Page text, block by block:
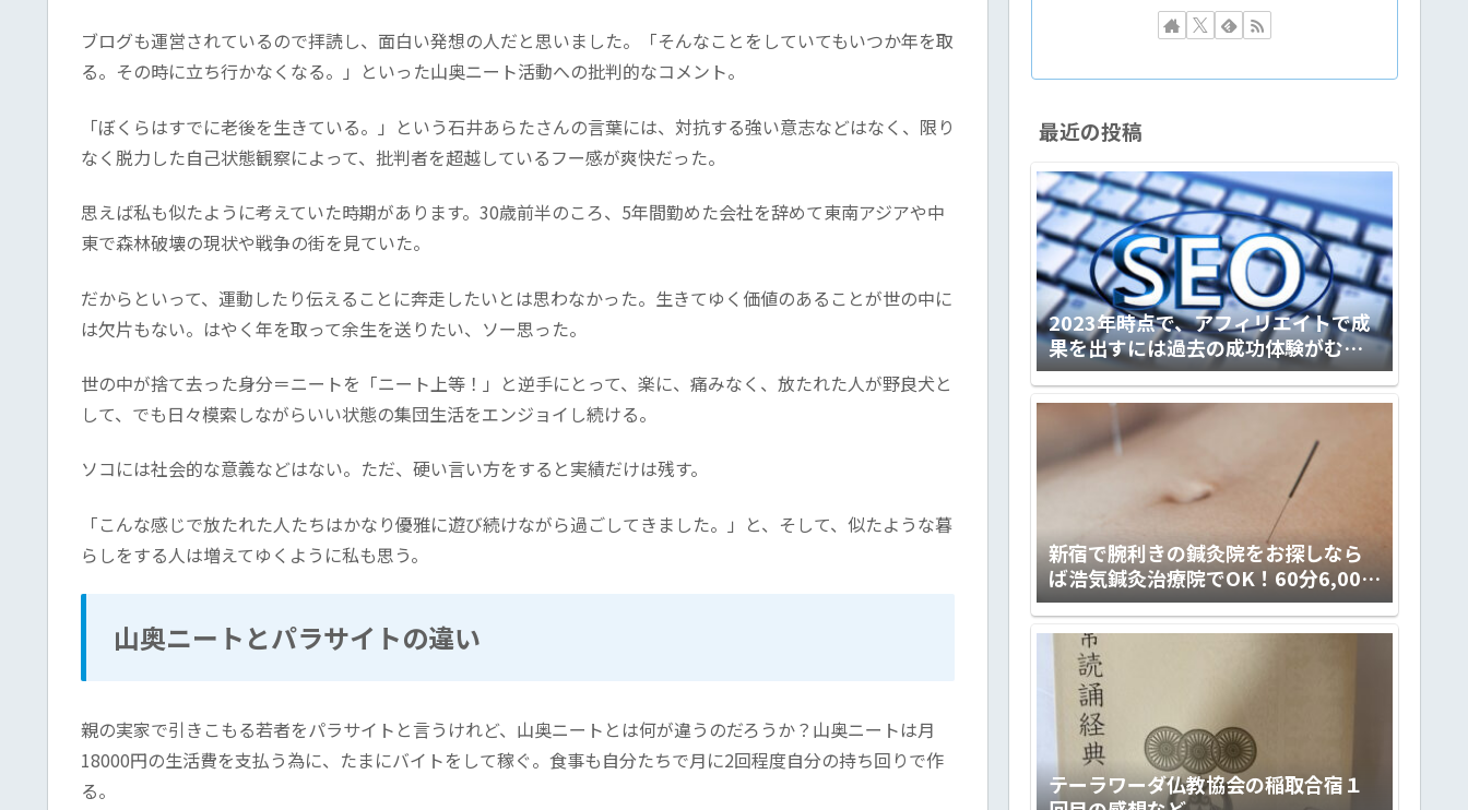
ブログも運営されているので拝読し、面白い発想の人だと思いました。「そんなことをしていてもいつか年を取
る。その時に立ち行かなくなる。」といった山奥ニート活動への批判的なコメント。
「ぼくらはすでに老後を生きている。」という石井あらたさんの言葉には、対抗する強い意志などはなく、限り
なく脱力した自己状態観察によって、批判者を超越しているフー感が爽快だった。
思えば私も似たように考えていた時期があります。30歳前半のころ、5年間勤めた会社を辞めて東南アジアや中
東で森林破壊の現状や戦争の街を見ていた。
だからといって、運動したり伝えることに奔走したいとは思わなかった。生きてゆく価値のあることが世の中に
は欠片もない。はやく年を取って余生を送りたい、ソー思った。
世の中が捨て去った身分＝ニートを「ニート上等！」と逆手にとって、楽に、痛みなく、放たれた人が野良犬と
して、でも日々模索しながらいい状態の集団生活をエンジョイし続ける。
ソコには社会的な意義などはない。ただ、硬い言い方をすると実績だけは残す。
「こんな感じで放たれた人たちはかなり優雅に遊び続けながら過ごしてきました。」と、そして、似たような暮
らしをする人は増えてゆくように私も思う。
山奥ニートとパラサイトの違い
親の実家で引きこもる若者をパラサイトと言うけれど、山奥ニートとは何が違うのだろうか？山奥ニートは月
18000円の生活費を支払う為に、たまにバイトをして稼ぐ。食事も自分たちで月に2回程度自分の持ち回りで作
る。
最近の投稿
2023年時点で、アフィリエイトで成
果を出すには過去の成功体験がむし
ろ邪魔くさくなる件
新宿で腕利きの鍼灸院をお探しなら
ば浩気鍼灸治療院でOK！60分6,000
円の予約制。
テーラワーダ仏教協会の稲取合宿１